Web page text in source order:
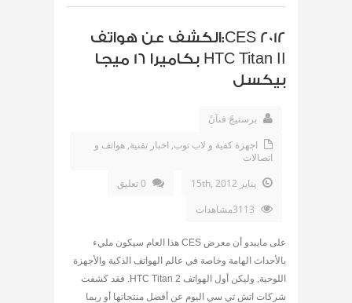
CES 2012:الكشف عن هواتف
HTC Titan II بكاميرا 16 ميجا
بيكسل
برستيجً فنآنً
اجهزة كفية و لاب توب, اخبار تقنية, هواتف و
اتصالات
يناير 15th, 2012
0 تعليق
على مايبدو أن معرض CES هذا العام سيكون مليء
بالأحداث الهامة وخاصة في عالم الهواتف الذكية والأجهزة
اللوحية, وليكن أول الهواتف HTC Titan 2. فقد كشفت
شركات اتش تي سي اليوم عن أفضل منتجاتها أو ربما